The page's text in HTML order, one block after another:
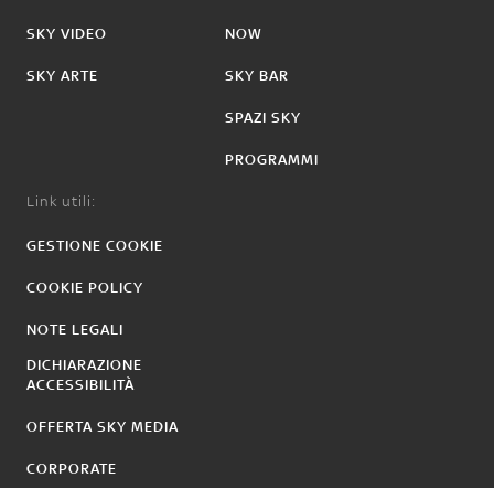
SKY VIDEO
SKY ARTE
NOW
SKY BAR
SPAZI SKY
PROGRAMMI
Link utili:
GESTIONE COOKIE
COOKIE POLICY
NOTE LEGALI
DICHIARAZIONE
ACCESSIBILITÀ
OFFERTA SKY MEDIA
CORPORATE